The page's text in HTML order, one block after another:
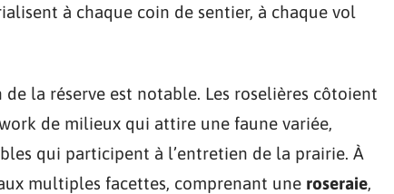
à chaque coin de sentier, à chaque vol
la réserve est notable. Les roselières côtoient
de milieux qui attire une faune variée,
qui participent à l’entretien de la prairie. À
multiples facettes, comprenant une roseraie,